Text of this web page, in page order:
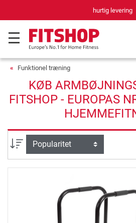
hurtig levering
Funktionel træning
KØB
FITSHOP - EUROPAS
sortering